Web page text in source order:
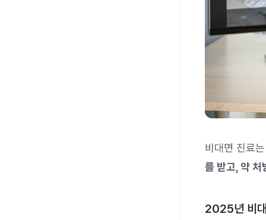
비대면 진료
를 받고, 약 처
2025년 비